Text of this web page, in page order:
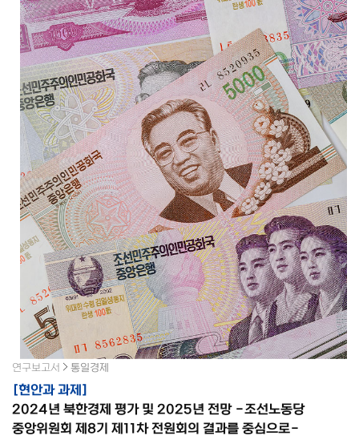
연구보고서 통일경제
[현안과 과제]
2024년 북한경제 평가 및 2025년 전망 -조선노동당
중앙위원회 제8기 제11차 전원회의 결과를 중심으로-